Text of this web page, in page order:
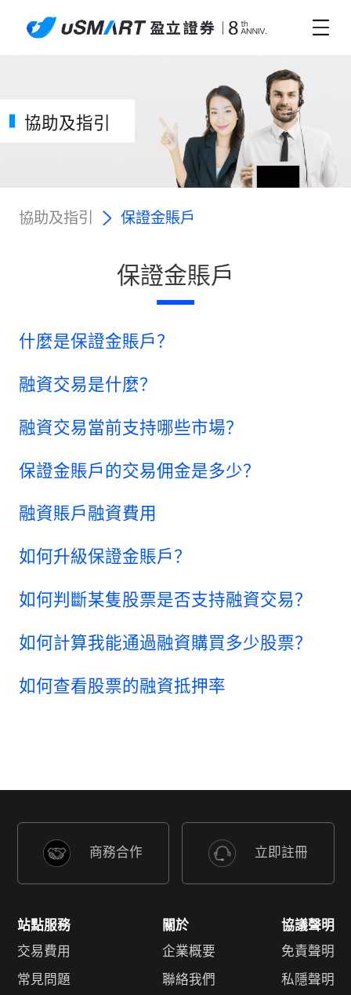
協助及指引
協助及指引 保證金賬戶
保證金賬戶
什麼是保證金賬戶？
融資交易是什麼？
融資交易當前支持哪些市場？
保證金賬戶的交易佣金是多少？
融資賬戶融資費用
如何升級保證金賬戶？
如何判斷某隻股票是否支持融資交易？
如何計算我能通過融資購買多少股票？
如何查看股票的融資抵押率
商務合作 立即註冊
站點服務
交易費用
常見問題
關於
企業概要
聯絡我們
協議聲明
免責聲明
私隱聲明